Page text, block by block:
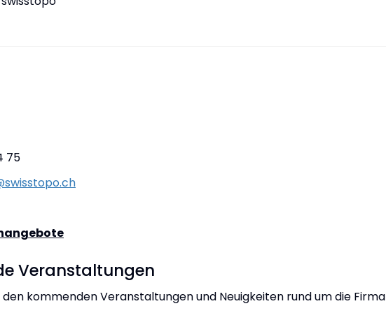
75
Veranstaltungen
den kommenden Veranstaltungen und Neuigkeiten rund um die Firma